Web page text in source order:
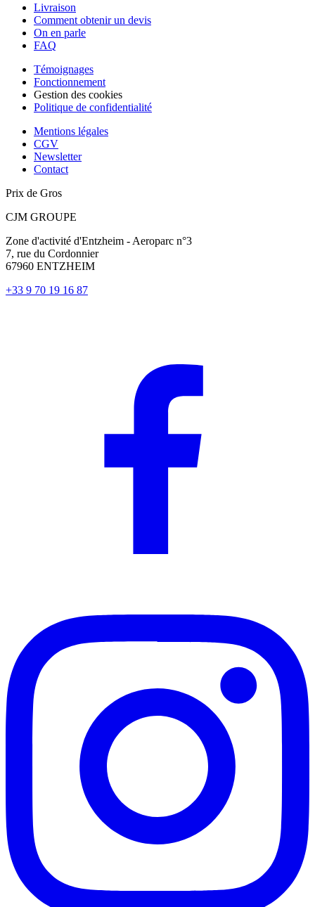
Livraison
Comment obtenir un devis
On en parle
FAQ
Témoignages
Fonctionnement
Gestion des cookies
Politique de confidentialité
Mentions légales
CGV
Newsletter
Contact
Prix de Gros
CJM GROUPE
Zone d'activité d'Entzheim - Aeroparc n°3
7, rue du Cordonnier
67960 ENTZHEIM
+33 9 70 19 16 87